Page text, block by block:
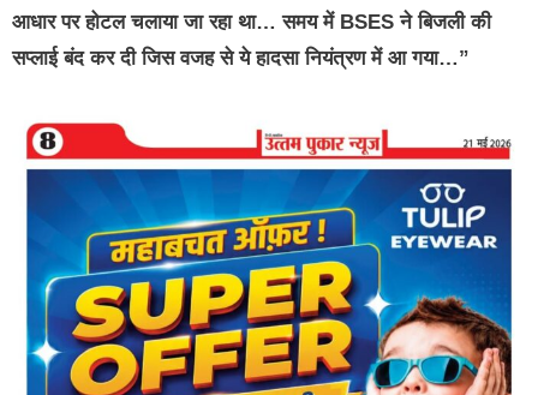
आधार पर होटल चलाया जा रहा था… समय में BSES ने बिजली की
सप्लाई बंद कर दी जिस वजह से ये हादसा नियंत्रण में आ गया…”